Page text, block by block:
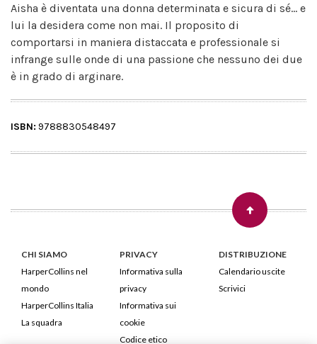
Aisha è diventata una donna determinata e sicura di sé... e
lui la desidera come non mai. Il proposito di
comportarsi in maniera distaccata e professionale si
infrange sulle onde di una passione che nessuno dei due
è in grado di arginare.
ISBN: 9788830548497
CHI SIAMO
HarperCollins nel
mondo
HarperCollins Italia
La squadra
PRIVACY
Informativa sulla
privacy
Informativa sui
cookie
Codice etico
DISTRIBUZIONE
Calendario uscite
Scrivici